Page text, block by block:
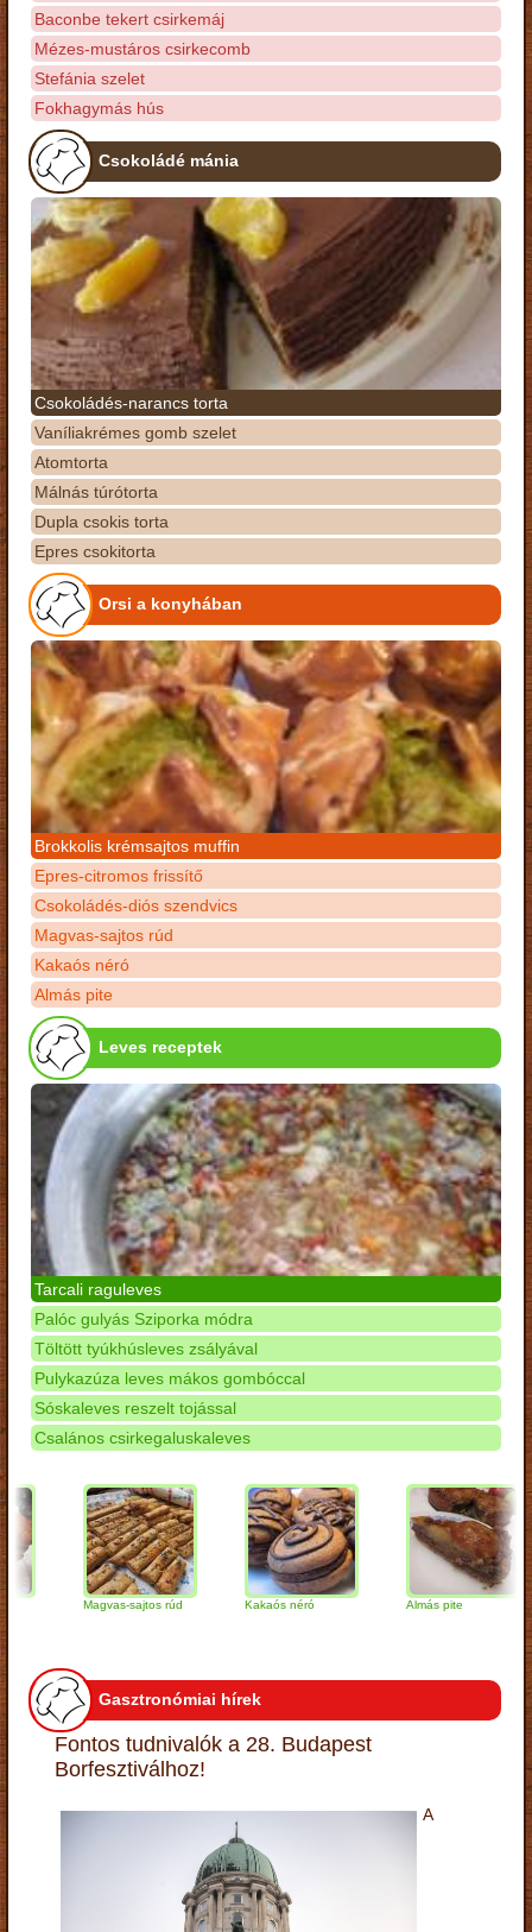
Baconbe tekert csirkemáj
Mézes-mustáros csirkecomb
Stefánia szelet
Fokhagymás hús
Csokoládé mánia
Csokoládés-narancs torta
Vaníliakrémes gomb szelet
Atomtorta
Málnás túrótorta
Dupla csokis torta
Epres csokitorta
Orsi a konyhában
Brokkolis krémsajtos muffin
Epres-citromos frissítő
Csokoládés-diós szendvics
Magvas-sajtos rúd
Kakaós néró
Almás pite
Leves receptek
Tarcali raguleves
Palóc gulyás Sziporka módra
Töltött tyúkhúsleves zsályával
Pulykazúza leves mákos gombóccal
Sóskaleves reszelt tojással
Csalános csirkegaluskaleves
Magvas-sajtos rúd Kakaós néró Almás pite
Gasztronómiai hírek
Fontos tudnivalók a 28. Budapest
Borfesztiválhoz!
A